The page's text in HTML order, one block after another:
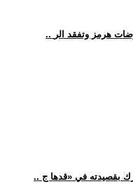
هرمز وتفقد الر
بقصيدته في «قدها ج